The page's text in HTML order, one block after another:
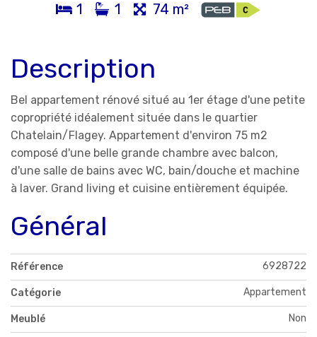
1 1 74 m²
Description
Bel appartement rénové situé au 1er étage d'une petite
copropriété idéalement située dans le quartier
Chatelain/Flagey. Appartement d'environ 75 m2
composé d'une belle grande chambre avec balcon,
d'une salle de bains avec WC, bain/douche et machine
à laver. Grand living et cuisine entièrement équipée.
Général
Référence 6928722
Catégorie Appartement
Meublé Non